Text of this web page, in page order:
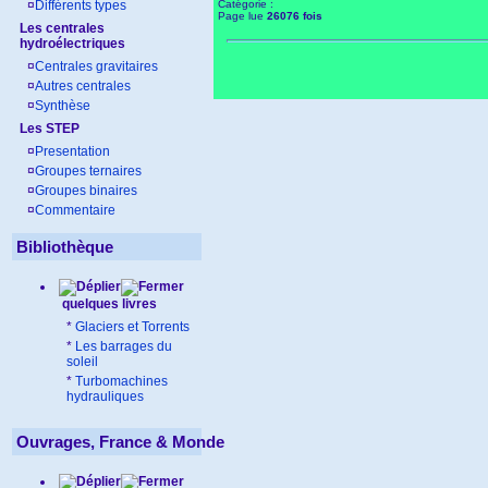
¤ Différents types
Les centrales
hydroélectriques
¤Centrales gravitaires
¤Autres centrales
¤Synthèse
Les STEP
¤ Presentation
¤Groupes ternaires
¤Groupes binaires
¤Commentaire
Bibliothèque
quelques livres
* Glaciers et Torrents
* Les barrages du
soleil
* Turbomachines
hydrauliques
Ouvrages, France & Monde
Catégorie :
Page lue 26076 fois